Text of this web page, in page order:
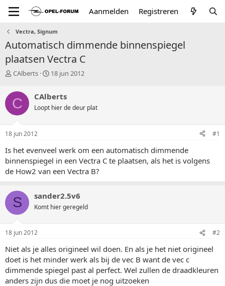
Aanmelden Registreren
Vectra, Signum
Automatisch dimmende binnenspiegel
plaatsen Vectra C
T
p
i
c
s
a
t
e
r
CAlberts
S
r
t
a
m
18 jun 2012
C CAlberts
Loopt hier de deur plat
18 jun 2012 #1
Is het evenveel werk om een automatisch dimmende
binnenspiegel in een Vectra C te plaatsen, als het is volgens
de How2 van een Vectra B?
S sander2.5v6
Komt hier geregeld
18 jun 2012 #2
Niet als je alles origineel wil doen. En als je het niet origineel
doet is het minder werk als bij de vec B want de vec c
dimmende spiegel past al perfect. Wel zullen de draadkleuren
anders zijn dus die moet je nog uitzoeken